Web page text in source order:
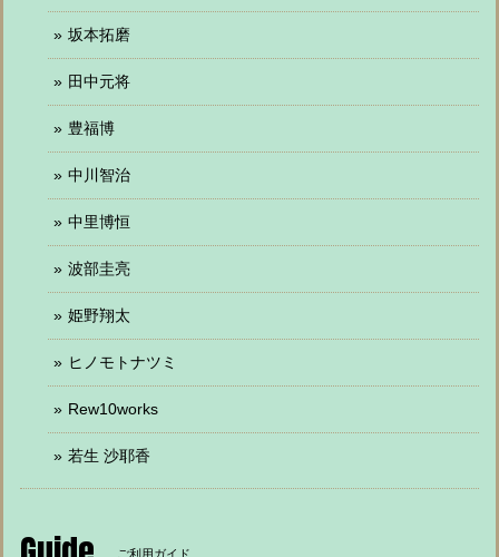
坂本拓磨
田中元将
豊福博
中川智治
中里博恒
波部圭亮
姫野翔太
ヒノモトナツミ
Rew10works
若生 沙耶香
ご利用ガイド